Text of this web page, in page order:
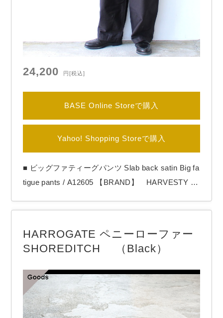
24,200 円 [税込]
BASE Online Storeで購入
Yahoo! Shopping Storeで購入
■ ビッグファティーグパンツ Slab back satin Big fa
tigue pants / A12605 【BRAND】 HARVESTY /
「Slab back satin Big fatigue pants」 以前に登場し
て登場です。 緩やかなバルーンシ…
HARROGATE ペニーローファー
SHOREDITCH （Black）